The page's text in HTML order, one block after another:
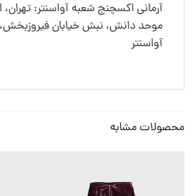
آرمانی اکسچنج شعبه آواسنتر: تهران،
موحد دانش، نبش خیابان
آواسنتر
محصولات مشابه